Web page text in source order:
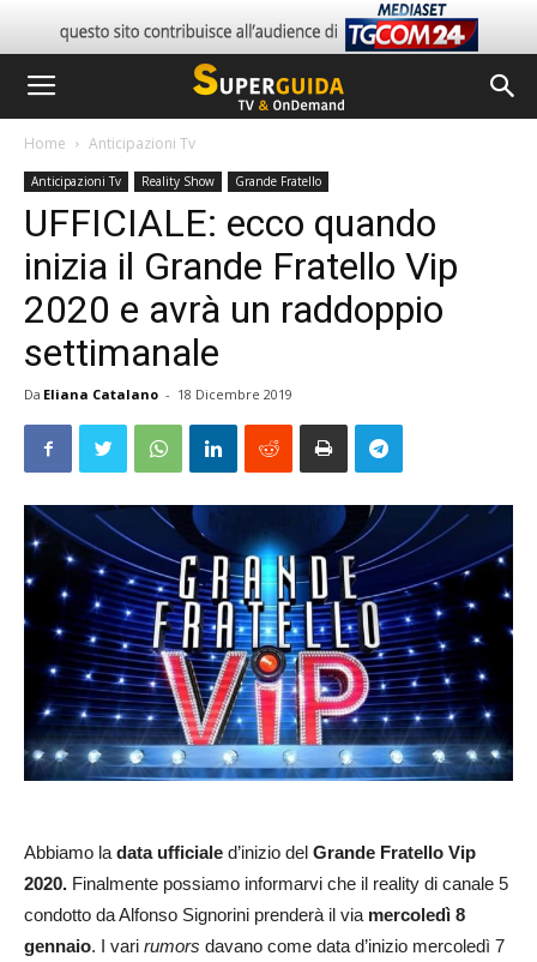
Home Anticipazioni Tv
Anticipazioni Tv Reality Show Grande Fratello
UFFICIALE: ecco quando
inizia il Grande Fratello Vip
2020 e avrà un raddoppio
settimanale
Da Eliana Catalano - 18 Dicembre 2019
Abbiamo la data ufficiale d’inizio del Grande Fratello Vip
2020. Finalmente possiamo informarvi che il reality di canale 5
condotto da Alfonso Signorini prenderà il via mercoledì 8
gennaio. I vari rumors davano come data d’inizio mercoledì 7